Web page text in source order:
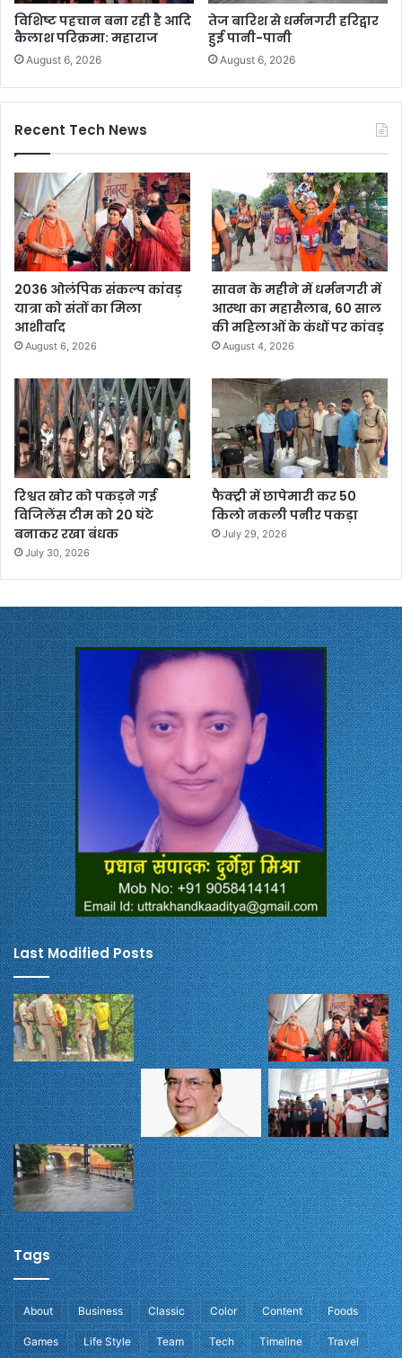
विशिष्ट पहचान बना रही है आदि
कैलाश परिक्रमा: महाराज
August 6, 2026
तेज बारिश से धर्मनगरी हरिद्वार
हुई पानी-पानी
August 6, 2026
Recent Tech News
2036 ओलंपिक संकल्प कांवड़
यात्रा को संतों का मिला
आशीर्वाद
August 6, 2026
सावन के महीने में धर्मनगरी में
आस्था का महासैलाब, 60 साल
की महिलाओं के कंधों पर कांवड़
August 4, 2026
रिश्वत खोर को पकड़ने गई
विजिलेंस टीम को 20 घंटे
बनाकर रखा बंधक
July 30, 2026
फैक्ट्री में छापेमारी कर 50
किलो नकली पनीर पकड़ा
July 29, 2026
Last Modified Posts
Tags
About Business Classic Color Content Foods
Games Life Style Team Tech Timeline Travel